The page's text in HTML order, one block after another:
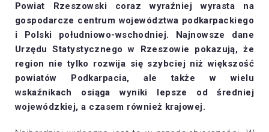
Powiat Rzeszowski coraz wyraźniej wyrasta na
gospodarcze centrum województwa podkarpackiego
i Polski południowo-wschodniej. Najnowsze dane
Urzędu Statystycznego w Rzeszowie pokazują, że
region nie tylko rozwija się szybciej niż większość
powiatów Podkarpacia, ale także w wielu
wskaźnikach osiąga wyniki lepsze od średniej
wojewódzkiej, a czasem również krajowej.